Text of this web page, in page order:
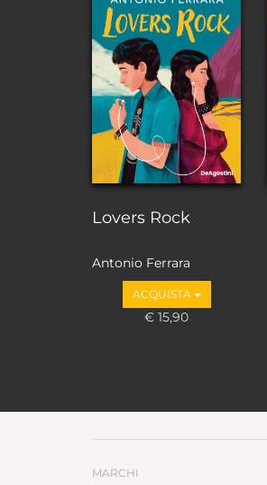
Lovers Rock
Antonio Ferrara
ACQUISTA
€ 15,90
MARCHI